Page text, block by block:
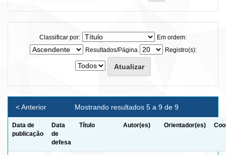
Classificar por:
Em ordem:
Resultados/Página
Registro(s):
Mostrando resultados 5 a 9 de 9
< Anterior
Data de
publicação
Data
de
defesa
Título Autor(es) Orientador(es)